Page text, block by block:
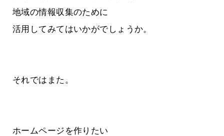
地域の情報収集のために
活用してみてはいかがでしょうか。
それではまた。
ホームページを作りたい